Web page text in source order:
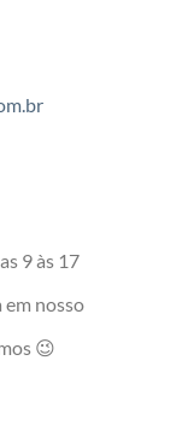
9 às 17
em nosso
😉